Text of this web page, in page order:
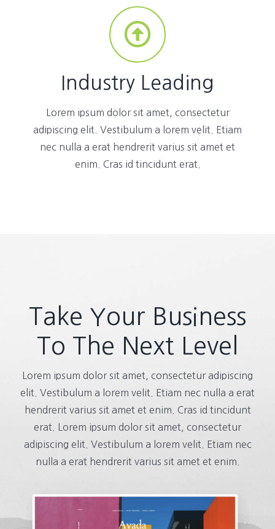
Industry Leading
Lorem ipsum dolor sit amet, consectetur
adipiscing elit. Vestibulum a lorem velit. Etiam
nec nulla a erat hendrerit varius sit amet et
enim. Cras id tincidunt erat.
Take Your Business
To The Next Level
Lorem ipsum dolor sit amet, consectetur adipiscing
elit. Vestibulum a lorem velit. Etiam nec nulla a erat
hendrerit varius sit amet et enim. Cras id tincidunt
erat. Lorem ipsum dolor sit amet, consectetur
adipiscing elit. Vestibulum a lorem velit. Etiam nec
nulla a erat hendrerit varius sit amet et enim.